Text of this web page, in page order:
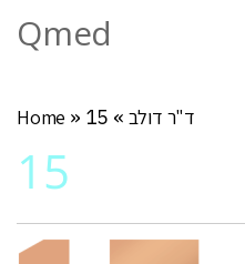
Qmed
Home » ד"ר דולב »
15
15